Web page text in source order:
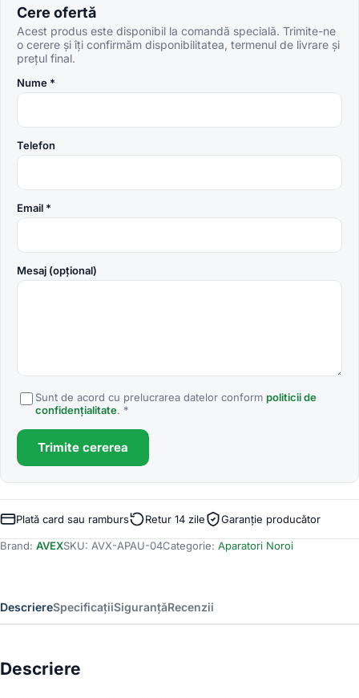
Cere ofertă
Acest produs este disponibil la comandă specială. Trimite-ne
o cerere și îți confirmăm disponibilitatea, termenul de livrare și
prețul final.
Nume *
Telefon
Email *
Mesaj (opțional)
Sunt de acord cu prelucrarea datelor conform politicii de
confidențialitate. *
Trimite cererea
Plată card sau ramburs Retur 14 zile Garanție producător
Brand: AVEXSKU: AVX-APAU-04Categorie: Aparatori Noroi
DescriereSpecificațiiSiguranțăRecenzii
Descriere